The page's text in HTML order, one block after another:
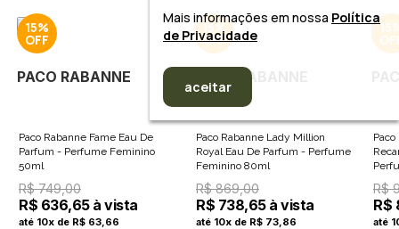
15%
PACO RABANNE
Paco Rabanne Fame Eau De
Parfum - Perfume Feminino
50ml
R$ 749,00
R$ 636,65 à vista
até 10x de R$ 63,66
15%
PACO RABANNE
Paco Rabanne Lady Million
Royal Eau De Parfum - Perfume
Feminino 80ml
R$ 869,00
R$ 738,65 à vista
até 10x de R$ 73,86
R$
R$
até
Mais informações em nossa Política
de Privacidade
aceitar